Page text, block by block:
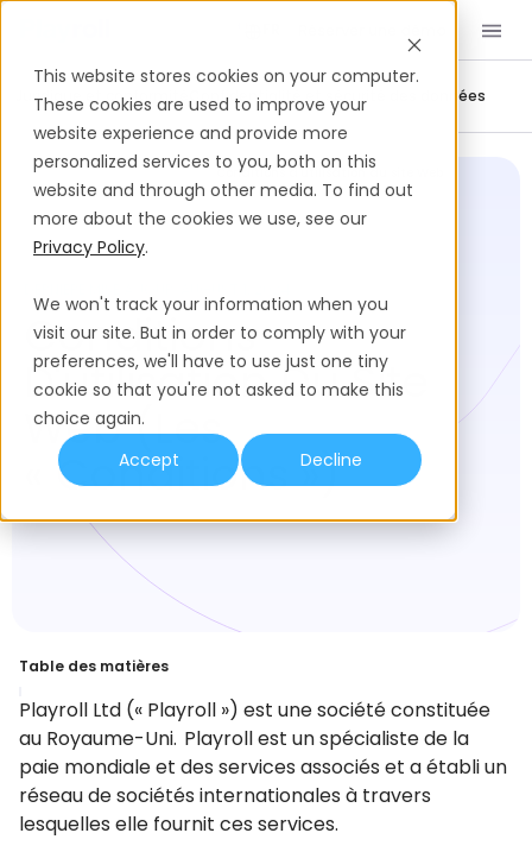
This website stores cookies on your computer.
These cookies are used to improve your
website experience and provide more
personalized services to you, both on this
website and through other media. To find out
more about the cookies we use, see our
Privacy Policy.
We won't track your information when you
visit our site. But in order to comply with your
preferences, we'll have to use just one tiny
cookie so that you're not asked to make this
choice again.
Accept
Decline
Juridique et conformité Confidentialité et sécurité des données
Centre de confiance Playroll Conditions d'utilisation du site Web
Conditions
D'utilisation Du Site
Web (les
« Conditions »)
Table des matières
Playroll Ltd (« Playroll ») est une société constituée
au Royaume-Uni. Playroll est un spécialiste de la
paie mondiale et des services associés et a établi un
réseau de sociétés internationales à travers
lesquelles elle fournit ces services.